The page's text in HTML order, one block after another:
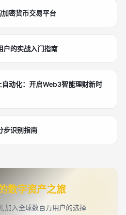
密货币交易平台
户的实战入门指南
动化：开启Web3智能理财新时
步识别指南
数字资产之旅
,加入全球数百万用户的选择